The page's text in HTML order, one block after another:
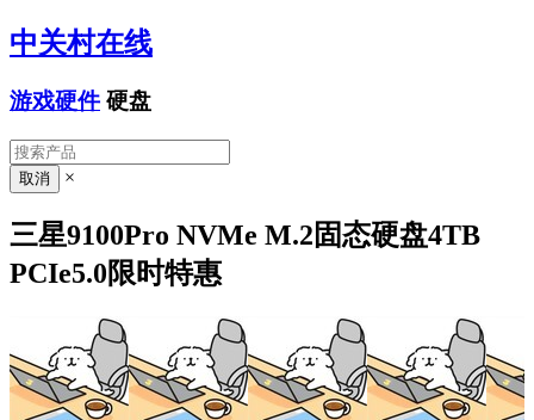
中关村在线
游戏硬件 硬盘
×
三星9100Pro NVMe M.2固态硬盘4TB
PCIe5.0限时特惠